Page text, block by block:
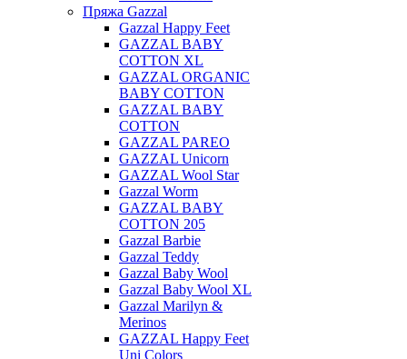
Пряжа Gazzal
Gazzal Happy Feet
GAZZAL BABY
COTTON XL
GAZZAL ORGANIC
BABY COTTON
GAZZAL BABY
COTTON
GAZZAL PAREO
GAZZAL Unicorn
GAZZAL Wool Star
Gazzal Worm
GAZZAL BABY
COTTON 205
Gazzal Barbie
Gazzal Teddy
Gazzal Baby Wool
Gazzal Baby Wool XL
Gazzal Marilyn &
Merinos
GAZZAL Happy Feet
Uni Colors